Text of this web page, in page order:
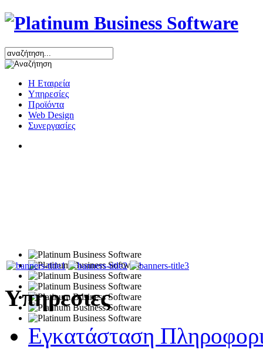
Η Εταιρεία
Υπηρεσίες
Προϊόντα
Web Design
Συνεργασίες
Υπηρεσιες
Εγκατάσταση